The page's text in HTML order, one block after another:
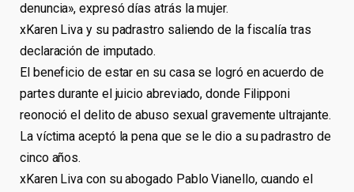
denuncia», expresó días atrás la mujer.
xKaren Liva y su padrastro saliendo de la fiscalía tras
declaración de imputado.
El beneficio de estar en su casa se logró en acuerdo de
partes durante el juicio abreviado, donde Filipponi
reonoció el delito de abuso sexual gravemente ultrajante.
La víctima aceptó la pena que se le dio a su padrastro de
cinco años.
xKaren Liva con su abogado Pablo Vianello, cuando el